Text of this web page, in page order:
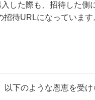
した際も、招待した側
待URLになっていま
下のような恩恵を受け